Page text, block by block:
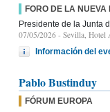
FORO DE LA NUEVA
Presidente de la Junta
07/05/2026 - Sevilla, Hotel
Información del
Pablo Bustinduy
FÓRUM EUROPA